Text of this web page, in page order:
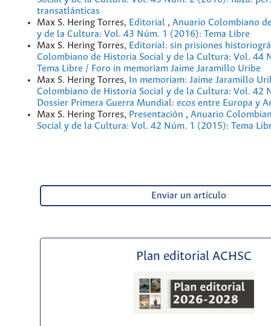
transatlánticas
Max S. Hering Torres, Editorial , Anuario Colombiano
y de la Cultura: Vol. 43 Núm. 1 (2016): Tema Libre
Max S. Hering Torres, Editorial: sin prisiones
Colombiano de Historia Social y de la Cultura: Vol. 44
Tema Libre / Foro in memoriam Jaime Jaramillo Uribe
Max S. Hering Torres,
In memoriam: Jaime Jaramillo
Colombiano de Historia Social y de la Cultura: Vol. 42
Dossier Primera Guerra Mundial: ecos entre Europa y
Max S. Hering Torres, Presentación , Anuario
Social y de la Cultura: Vol. 42 Núm. 1 (2015): Tema
Enviar un artículo
Plan editorial ACHSC